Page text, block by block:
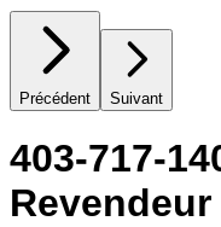
Précédent Suivant
403-717-